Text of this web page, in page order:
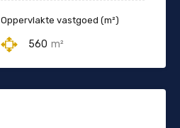
Oppervlakte vastgoed (m²)
560 m²